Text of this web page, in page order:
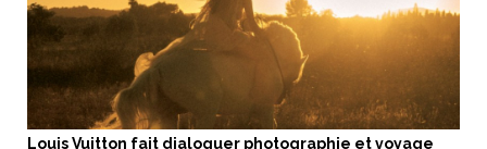
Louis Vuitton fait dialoguer photographie et voyage